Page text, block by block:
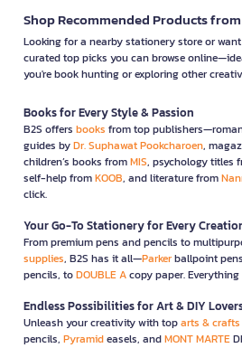
Shop Recommended Products
Looking for a nearby stationery store or
curated top picks you can browse
you're book hunting or exploring other
Books for Every Style & Passion
B2S offers books from top
guides byDr. Suphawat Pookcharoen,
children’s books fromMIS, psychology titles
self-help fromKOOB, and literature from
click.
Your Go-To Stationery for Every
From premium pens and pencils to
supplies, B2S has it all—Parkerballpoint
pencils, toDOUBLE Acopy paper.
Endless Possibilities for Art & DIY
Unleash your creativity with toparts & crafts
pencils, Pyramideasels, andMONT MARTE